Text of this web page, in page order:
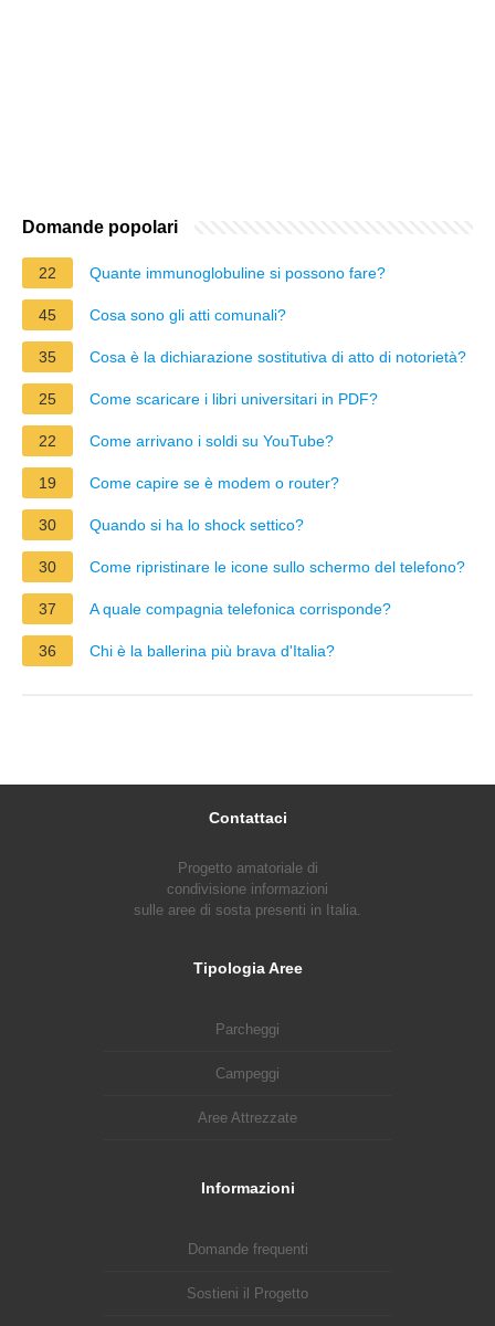
Domande popolari
22 Quante immunoglobuline si possono fare?
45 Cosa sono gli atti comunali?
35 Cosa è la dichiarazione sostitutiva di atto di notorietà?
25 Come scaricare i libri universitari in PDF?
22 Come arrivano i soldi su YouTube?
19 Come capire se è modem o router?
30 Quando si ha lo shock settico?
30 Come ripristinare le icone sullo schermo del telefono?
37 A quale compagnia telefonica corrisponde?
36 Chi è la ballerina più brava d'Italia?
Contattaci
Progetto amatoriale di
condivisione informazioni
sulle aree di sosta presenti in Italia.
Tipologia Aree
Parcheggi
Campeggi
Aree Attrezzate
Informazioni
Domande frequenti
Sostieni il Progetto